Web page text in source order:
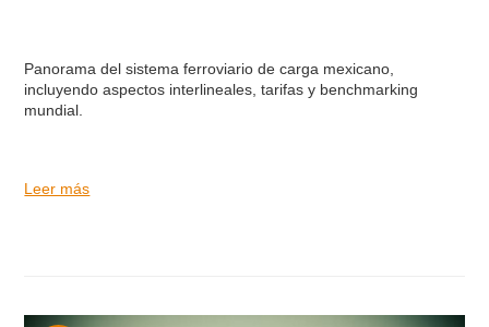
Panorama del sistema ferroviario de carga mexicano,
incluyendo aspectos interlineales, tarifas y benchmarking
mundial.
Leer más